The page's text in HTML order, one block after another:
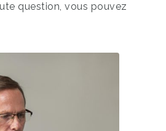
question, vous pouvez